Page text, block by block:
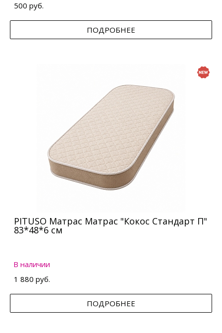
500 руб.
ПОДРОБНЕЕ
PITUSO Матрас Матрас "Кокос Стандарт П"
83*48*6 см
В наличии
1 880 руб.
ПОДРОБНЕЕ